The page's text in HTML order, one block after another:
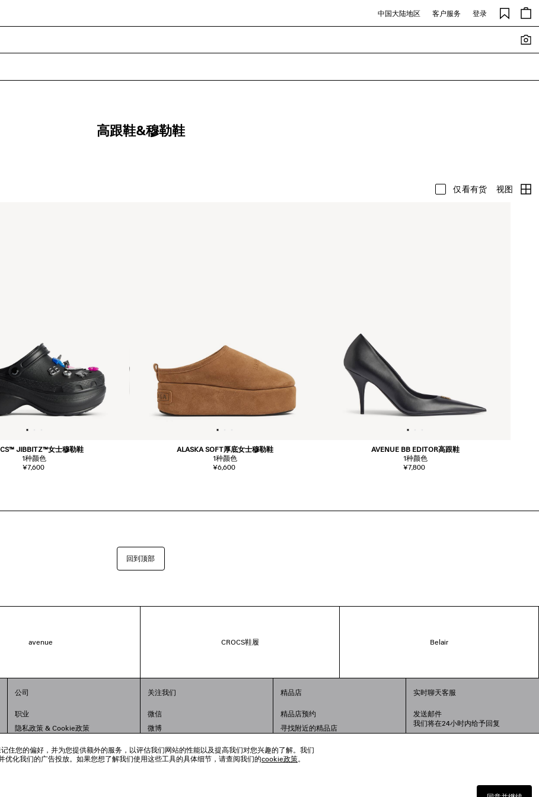
您的偏好，并为您提供额外的服务，以评估我们网站的性能以及提高我们对您兴趣的了解。我们
化我们的广告投放。如果您想了解我们使用这些工具的具体细节，请查阅我们的cookie政策。
中国大陆地区 客户服务 登录
高跟鞋&穆勒鞋
仅看有货 视图
JIBBITZ™女士穆勒鞋
1种颜色
¥7,600
ALASKA SOFT厚底女士穆勒鞋
1种颜色
¥6,600
AVENUE BB EDITOR高跟鞋
1种颜色
¥7,800
回到顶部
avenue CROCS鞋履 Belair
公司
职业
隐私政策 & Cookie政策
联合国世界粮食计划署
关注我们
微信
微博
抖音
精品店
精品店预约
寻找附近的精品店
实时聊天客服
发送邮件
我们将在24小时内给予回复